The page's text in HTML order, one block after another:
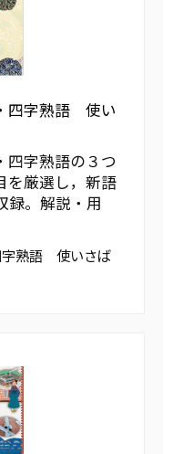
四字熟語 使い
四字熟語の３つ
を厳選し，新語
録。解説・用
字熟語 使いさば